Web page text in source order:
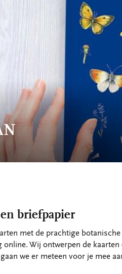
briefpapier
met de prachtige
online. Wij ontwerpen de
we er meteen voor je mee